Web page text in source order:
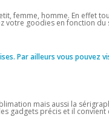
femme, homme. En effet
votre goodies en fonction du
Par ailleurs vous pouvez
mais aussi la
gadgets précis et il